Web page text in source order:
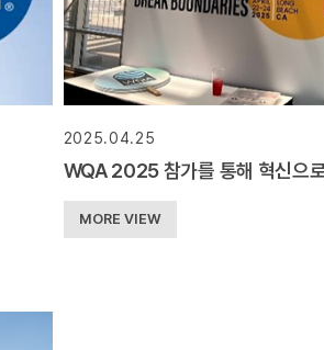
2025.04.25
WQA 2025 참가를 통해 혁신으
MORE VIEW